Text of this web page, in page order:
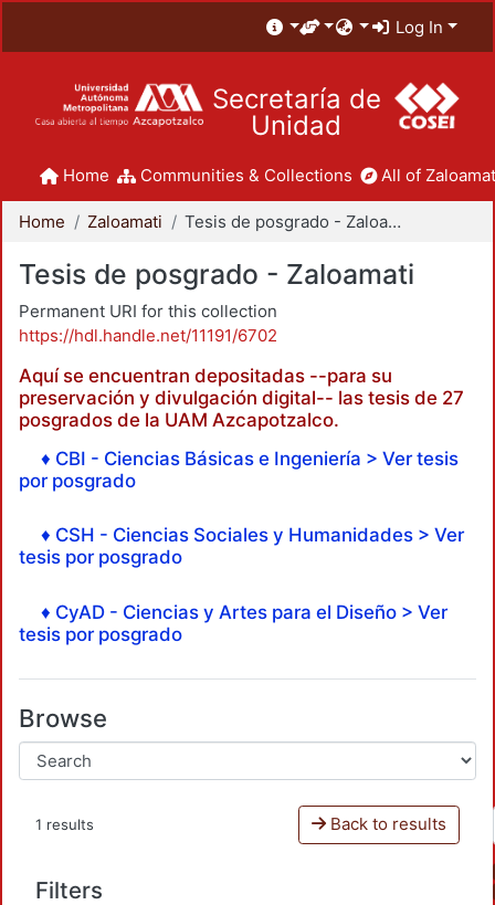
Log In
Secretaría de
Unidad
Home Communities & Collections All of
Home Zaloamati Tesis de posgrado - Zaloamati
Tesis de posgrado - Zaloamati
Permanent URI for this collection
https://hdl.handle.net/11191/6702
Aquí se encuentran depositadas --para su
preservación y divulgación digital-- las tesis de 27
posgrados de la UAM Azcapotzalco.
♦ CBI - Ciencias Básicas e Ingeniería > Ver tesis
por posgrado
♦ CSH - Ciencias Sociales y Humanidades > Ver
tesis por posgrado
♦ CyAD - Ciencias y Artes para el Diseño > Ver
tesis por posgrado
Browse
1 results Back to results
Filters